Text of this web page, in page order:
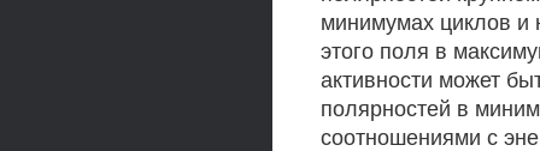
минимумах циклов и
этого поля в
активности может
полярностей в
соотношениями с